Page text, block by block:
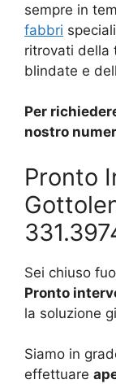
sempre in
fabbri
ritrovati della
blindate e
Per
nostro
Pronto
Sei chiuso
Pronto
la soluzione
Siamo in
effettuare